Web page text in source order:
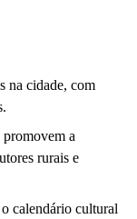
na cidade, com
promovem a
rurais e
calendário cultural